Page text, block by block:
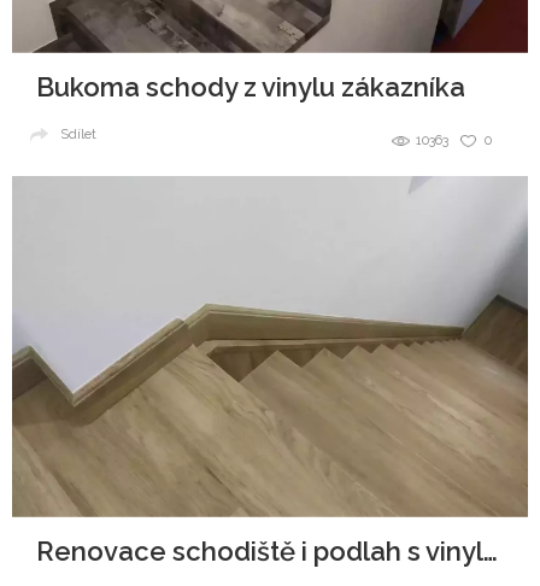
Bukoma schody z vinylu zákazníka
0
10363
Sdílet
Renovace schodiště i podlah s vinylovou podlahou Dub Gladstone Hnědý